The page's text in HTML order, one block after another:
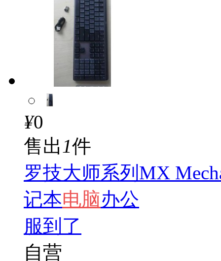
¥0
售出1件
罗技大师系列MX
记本电脑办公
服到了
自营